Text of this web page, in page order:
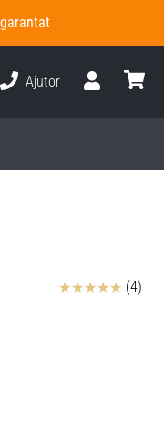
Ajutor
Review (4)